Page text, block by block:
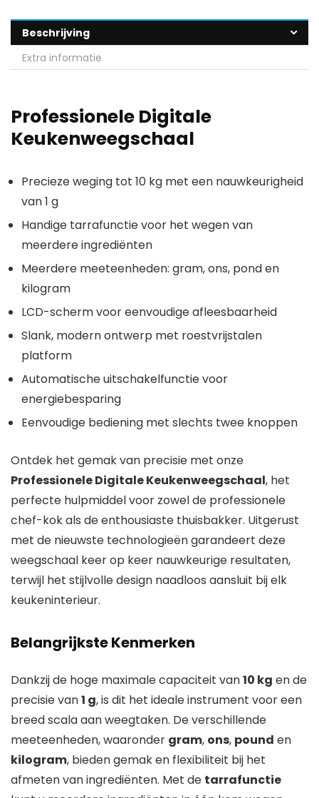
Beschrijving
Extra informatie
Professionele Digitale
Keukenweegschaal
Precieze weging tot 10 kg met een nauwkeurigheid
van 1 g
Handige tarrafunctie voor het wegen van
meerdere ingrediënten
Meerdere meeteenheden: gram, ons, pond en
kilogram
LCD-scherm voor eenvoudige afleesbaarheid
Slank, modern ontwerp met roestvrijstalen
platform
Automatische uitschakelfunctie voor
energiebesparing
Eenvoudige bediening met slechts twee knoppen
Ontdek het gemak van precisie met onze
Professionele Digitale Keukenweegschaal, het
perfecte hulpmiddel voor zowel de professionele
chef-kok als de enthousiaste thuisbakker. Uitgerust
met de nieuwste technologieën garandeert deze
weegschaal keer op keer nauwkeurige resultaten,
terwijl het stijlvolle design naadloos aansluit bij elk
keukeninterieur.
Belangrijkste Kenmerken
Dankzij de hoge maximale capaciteit van10 kg en de
precisie van1 g, is dit het ideale instrument voor een
breed scala aan weegtaken. De verschillende
meeteenheden, waaronder gram, ons, pound en
kilogram, bieden gemak en flexibiliteit bij het
afmeten van ingrediënten. Met de tarrafunctie